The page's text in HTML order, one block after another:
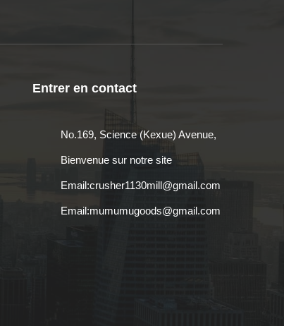
Entrer en contact
No.169, Science (Kexue) Avenue,
Bienvenue sur notre site
Email:crusher1130mill@gmail.com
Email:mumumugoods@gmail.com